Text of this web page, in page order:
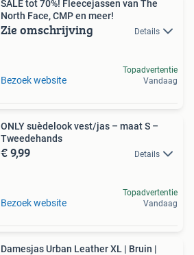
SALE tot 70%! Fleecejassen van The
North Face, CMP en meer!
Zie omschrijving Details
Bezoek website
Topadvertentie
Vandaag
ONLY suèdelook vest/jas – maat S –
Tweedehands
€ 9,99 Details
Bezoek website
Topadvertentie
Vandaag
Damesjas Urban Leather XL | Bruin |